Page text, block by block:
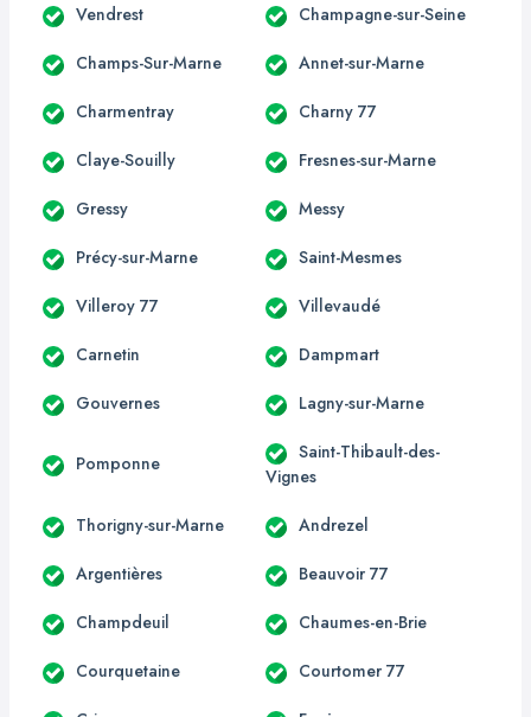
Vendrest Champagne-sur-Seine
Champs-Sur-Marne Annet-sur-Marne
Charmentray Charny 77
Claye-Souilly Fresnes-sur-Marne
Gressy Messy
Précy-sur-Marne Saint-Mesmes
Villeroy 77 Villevaudé
Carnetin Dampmart
Gouvernes Lagny-sur-Marne
Pomponne
Saint-Thibault-des-
Vignes
Thorigny-sur-Marne Andrezel
Argentières Beauvoir 77
Champdeuil Chaumes-en-Brie
Courquetaine Courtomer 77